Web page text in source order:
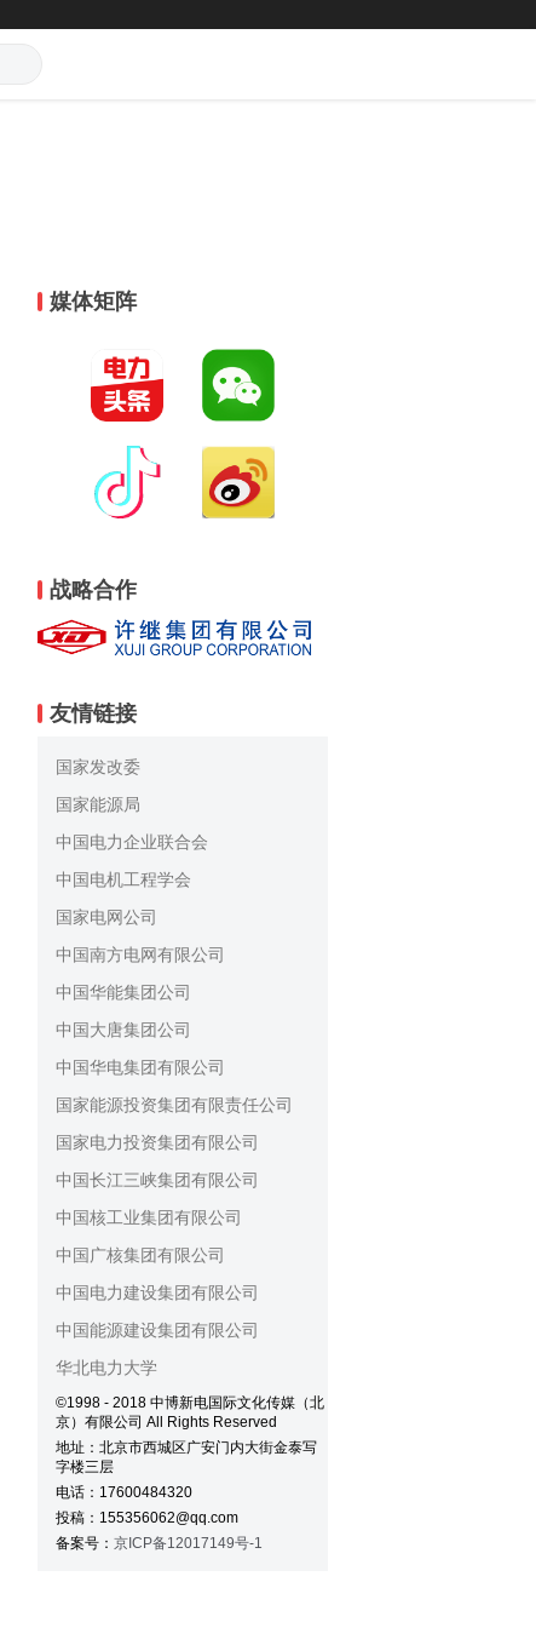
媒体矩阵
战略合作
友情链接
国家发改委
国家能源局
中国电力企业联合会
中国电机工程学会
国家电网公司
中国南方电网有限公司
中国华能集团公司
中国大唐集团公司
中国华电集团有限公司
国家能源投资集团有限责任公司
国家电力投资集团有限公司
中国长江三峡集团有限公司
中国核工业集团有限公司
中国广核集团有限公司
中国电力建设集团有限公司
中国能源建设集团有限公司
华北电力大学
©1998 - 2018 中博新电国际文化传媒（北
京）有限公司 All Rights Reserved
地址：北京市西城区广安门内大街金泰写
字楼三层
电话：17600484320
投稿：155356062@qq.com
备案号： 京ICP备12017149号-1